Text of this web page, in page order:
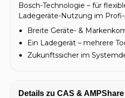
Bosch-Technologie – für
Ladegeräte-Nutzung im
Breite Geräte- &
Ein Ladegerät – mehrere
Zukunftssicher im
Details zu CAS &